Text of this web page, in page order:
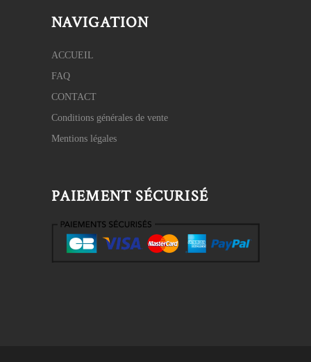
NAVIGATION
ACCUEIL
FAQ
CONTACT
Conditions générales de vente
Mentions légales
PAIEMENT SÉCURISÉ